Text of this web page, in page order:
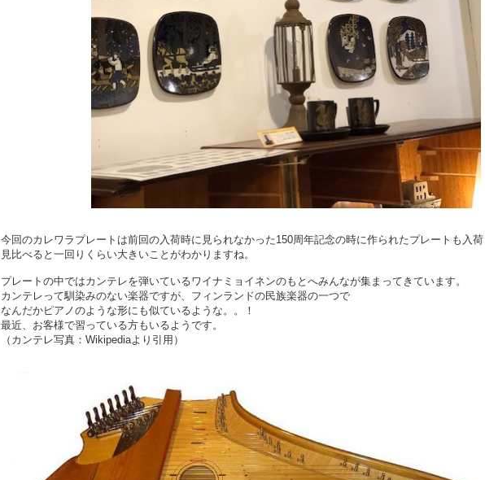
今回のカレワラプレートは前回の入荷時に見られなかった150周年記念の時に作られたプレートも入荷
見比べると一回りくらい大きいことがわかりますね。
プレートの中ではカンテレを弾いているワイナミョイネンのもとへみんなが集まってきています。
カンテレって馴染みのない楽器ですが、フィンランドの民族楽器の一つで
なんだかピアノのような形にも似ているような。。！
最近、お客様で習っている方もいるようです。
（カンテレ写真：Wikipediaより引用）